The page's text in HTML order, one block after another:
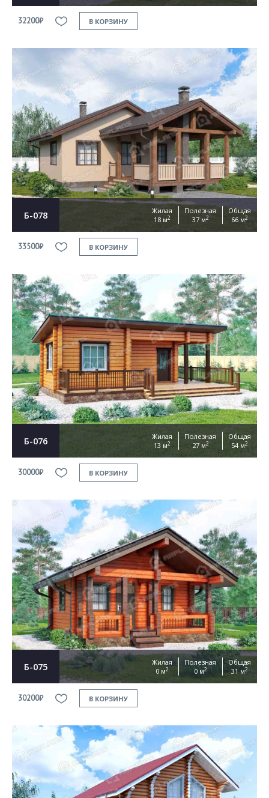
32200₽ В КОРЗИНУ
Б-078
Жилая
18 м2
Полезная
37 м2
Общая
66 м2
33500₽ В КОРЗИНУ
Б-076
Жилая
13 м2
Полезная
27 м2
Общая
54 м2
30000₽ В КОРЗИНУ
Б-075
Жилая
0 м2
Полезная
0 м2
Общая
31 м2
30200₽ В КОРЗИНУ